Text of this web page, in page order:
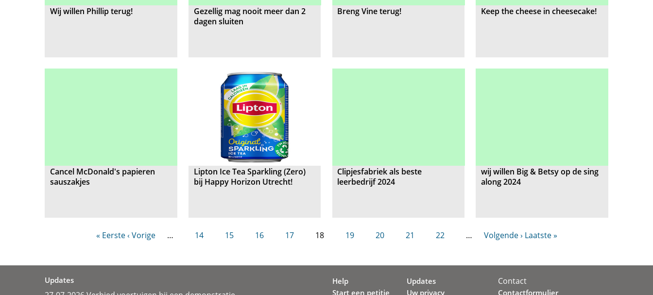
Wij willen Phillip terug!
Gezellig mag nooit meer dan 2
dagen sluiten
Breng Vine terug! Keep the cheese in cheesecake!
Cancel McDonald's papieren
sauszakjes
Lipton Ice Tea Sparkling (Zero)
bij Happy Horizon Utrecht!
Clipjesfabriek als beste
leerbedrijf 2024
wij willen Big & Betsy op de sing
along 2024
« Eerste ‹ Vorige … 14 15 16 17 18 19 20 21 22 … Volgende › Laatste »
Updates
Help
Start een petitie
Updates
Uw privacy
Contact
Contactformulier